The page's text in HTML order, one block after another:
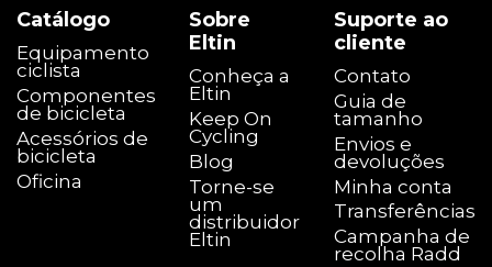
Catálogo
Equipamento
ciclista
Componentes
de bicicleta
Acessórios de
bicicleta
Oficina
Sobre
Eltin
Conheça a
Eltin
Keep On
Cycling
Blog
Torne-se
um
distribuidor
Eltin
Suporte ao
cliente
Contato
Guia de
tamanho
Envios e
devoluções
Minha conta
Transferências
Campanha de
recolha Radd